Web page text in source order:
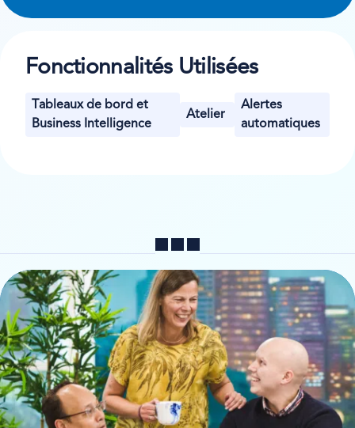
Fonctionnalités Utilisées
Tableaux de bord et
Business Intelligence
Atelier
Alertes
automatiques